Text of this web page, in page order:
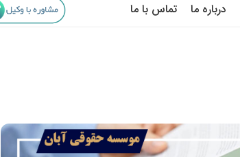
درباره ما تماس با ما